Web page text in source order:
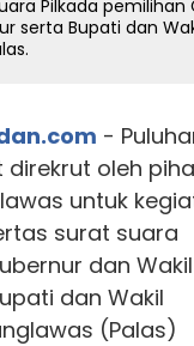
Pilkada pemilihan
serta Bupati dan
-
oleh
untuk
surat suara
dan Wakil
dan Wakil
(Palas)